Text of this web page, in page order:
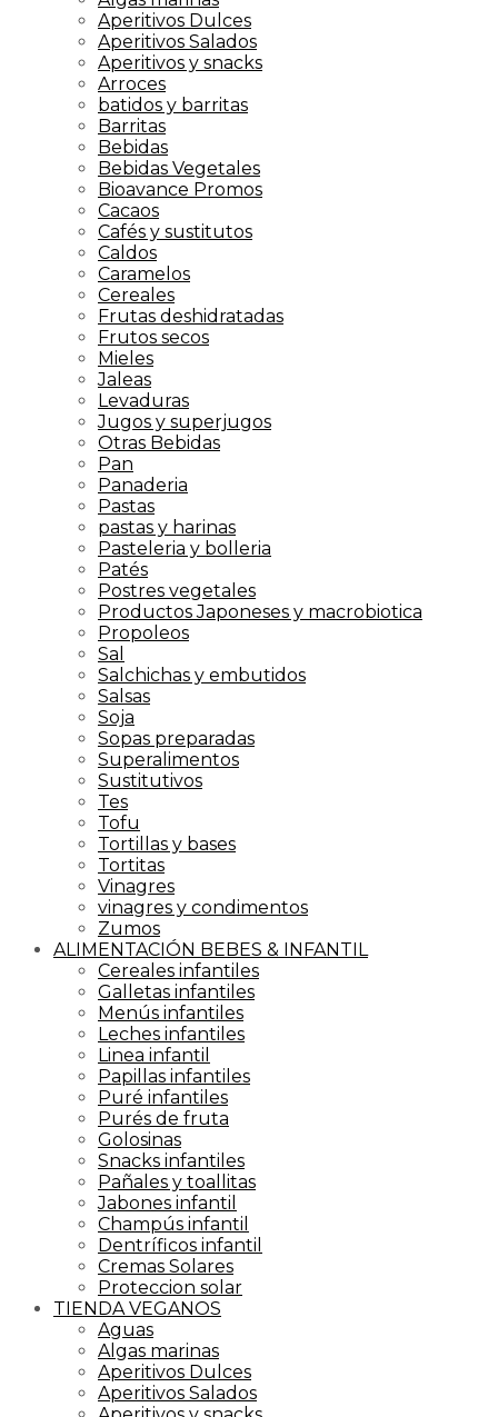
Aperitivos Dulces
Aperitivos Salados
Aperitivos y snacks
Arroces
batidos y barritas
Barritas
Bebidas
Bebidas Vegetales
Bioavance Promos
Cacaos
Cafés y sustitutos
Caldos
Caramelos
Cereales
Frutas deshidratadas
Frutos secos
Mieles
Jaleas
Levaduras
Jugos y superjugos
Otras Bebidas
Pan
Panaderia
Pastas
pastas y harinas
Pasteleria y bolleria
Patés
Postres vegetales
Productos Japoneses y macrobiotica
Propoleos
Sal
Salchichas y embutidos
Salsas
Soja
Sopas preparadas
Superalimentos
Sustitutivos
Tes
Tofu
Tortillas y bases
Tortitas
Vinagres
vinagres y condimentos
Zumos
ALIMENTACIÓN BEBES & INFANTIL
Cereales infantiles
Galletas infantiles
Menús infantiles
Leches infantiles
Linea infantil
Papillas infantiles
Puré infantiles
Purés de fruta
Golosinas
Snacks infantiles
Pañales y toallitas
Jabones infantil
Champús infantil
Dentríficos infantil
Cremas Solares
Proteccion solar
TIENDA VEGANOS
Aguas
Algas marinas
Aperitivos Dulces
Aperitivos Salados